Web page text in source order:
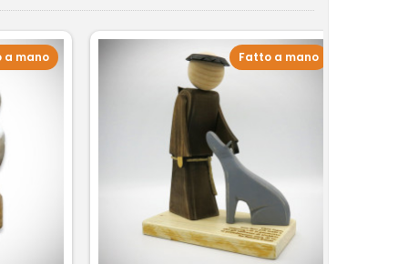
a mano Fatto a mano